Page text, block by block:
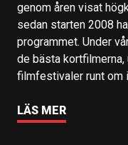
genom åren visat
sedan starten 2008
programmet. Under
de bästa
filmfestivaler runt om
LÄS MER